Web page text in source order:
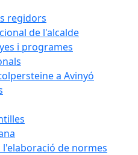
regidors
de l'alcalde
i programes
a Avinyó
l'elaboració de normes